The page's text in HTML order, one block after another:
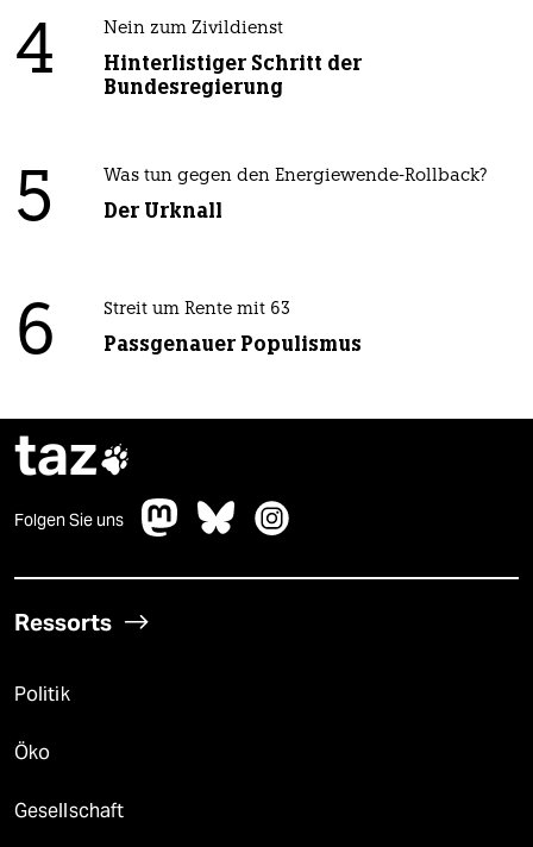
4 Nein zum Zivildienst
Hinterlistiger Schritt der
Bundesregierung
5 Was tun gegen den Energiewende-Rollback?
Der Urknall
6 Streit um Rente mit 63
Passgenauer Populismus
taz
Folgen Sie uns
Ressorts
Politik
Öko
Gesellschaft